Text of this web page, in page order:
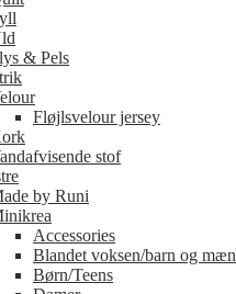
& Pels
Fløjlsvelour jersey
stof
by Runi
Accessories
Blandet voksen/barn og
Børn/Teens